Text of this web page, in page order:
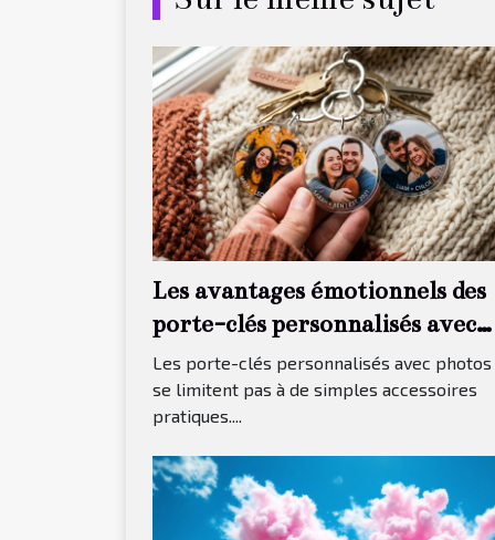
Les avantages émotionnels des
porte-clés personnalisés avec
photos
Les porte-clés personnalisés avec photos
se limitent pas à de simples accessoires
pratiques....